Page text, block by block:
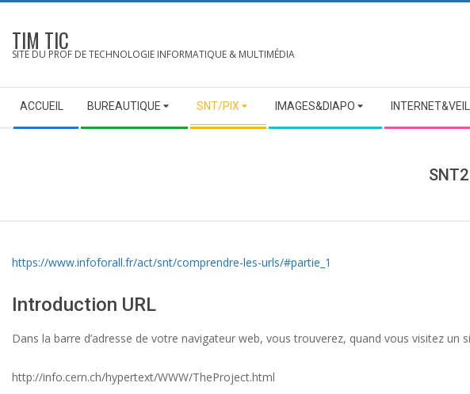
content
TIM TIC
SITE DU PROF DE TECHNOLOGIE INFORMATIQUE & MULTIMÉDIA
Navigation
Menu
ACCUEIL BUREAUTIQUE SNT/PIX IMAGES&DIAPO
https://www.infoforall.fr/act/snt/comprendre-les-urls/#partie_1
Introduction URL
Dans la barre d’adresse de votre navigateur web, vous trouverez, quand vous visitez un
http://info.cern.ch/hypertext/WWW/TheProject.html